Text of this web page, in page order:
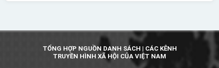
TỔNG HỢP NGUỒN DANH SÁCH | CÁC KÊNH
TRUYỀN HÌNH XÃ HỘI CỦA VIỆT NAM